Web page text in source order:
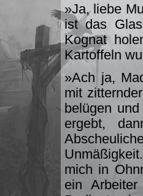
»Ja, liebe
ist das
Kognat
Kartoffeln
»Ach ja,
mit
belügen
ergebt,
mich in
ein